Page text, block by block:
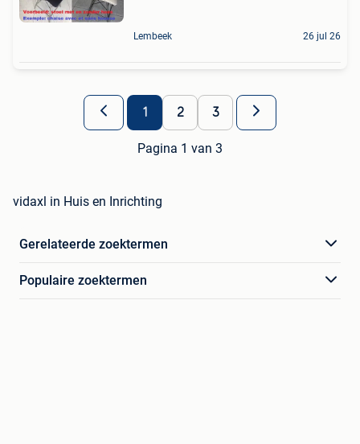
Lembeek 26 jul 26
1 2 3
Pagina 1 van 3
vidaxl in Huis en Inrichting
Gerelateerde zoektermen
Populaire zoektermen